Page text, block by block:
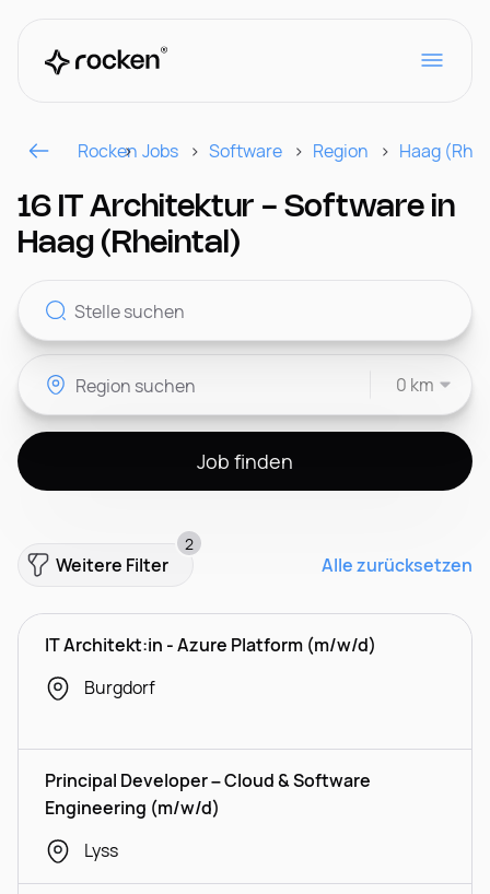
Für Arbeitgeber
Kontakt
CH
Rocken Jobs Software Region Haag
16 IT Architektur - Software in
Haag (Rheintal)
0 km
Job finden
Weitere Filter
2
Alle zurücksetzen
IT Architekt:in - Azure Platform (m/w/d)
Burgdorf
Principal Developer – Cloud & Software
Engineering (m/w/d)
Lyss